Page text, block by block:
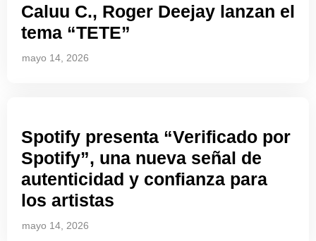
Caluu C., Roger Deejay lanzan el
tema “TETE”
mayo 14, 2026
Spotify presenta “Verificado por
Spotify”, una nueva señal de
autenticidad y confianza para
los artistas
mayo 14, 2026